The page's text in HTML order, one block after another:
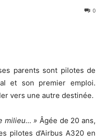
0
parents sont pilotes de
et son premier emploi.
vers une autre destinée.
milieu… » Âgée de 20 ans,
pilotes d’Airbus A320 en